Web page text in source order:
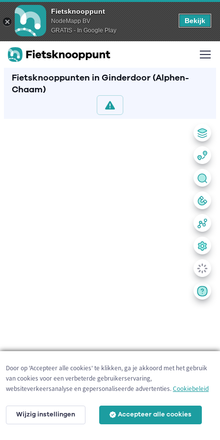
Fietsknooppunt
NodeMapp BV
GRATIS - In Google Play
Bekijk
Fietsknooppunten in Ginderdoor (Alphen-
Chaam)
200 m
Door op 'Accepteer alle cookies' te klikken, ga je akkoord met het gebruik
van cookies voor een verbeterde gebruikerservaring,
websiteverkeersanalyse en gepersonaliseerde advertenties.Cookiebeleid
Wijzig instellingen Accepteer alle cookies